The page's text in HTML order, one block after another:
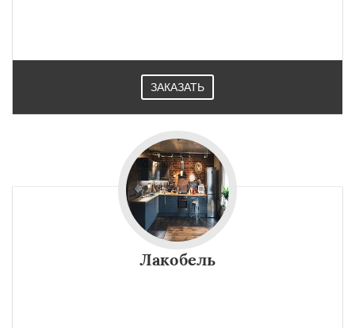
ЗАКАЗАТЬ
Лакобель